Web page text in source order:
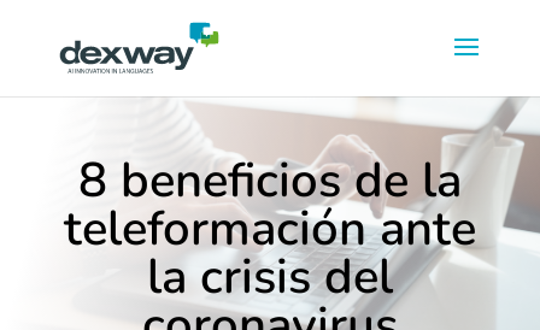
8 beneficios de la
teleformación ante
la crisis del